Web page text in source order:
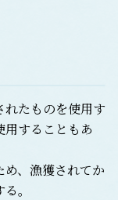
たものを使用す
することもあ
、漁獲されてか
。